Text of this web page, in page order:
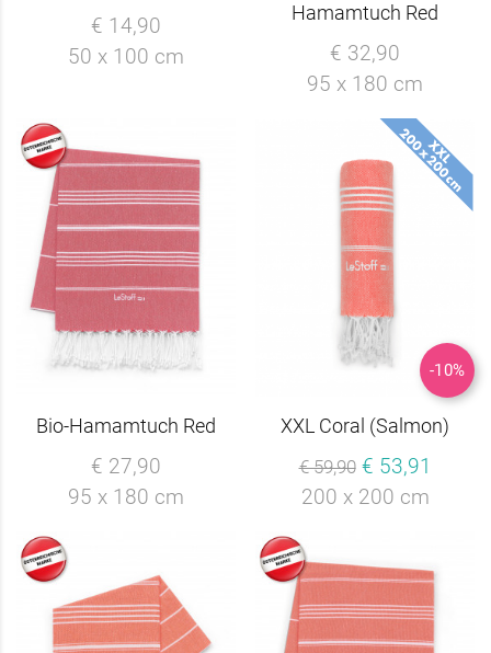
€ 14,90
50 x 100 cm
Hamamtuch Red
€ 32,90
95 x 180 cm
Bio-Hamamtuch Red
€ 27,90
95 x 180 cm
-10%
XXL Coral (Salmon)
€ 59,90 € 53,91
200 x 200 cm